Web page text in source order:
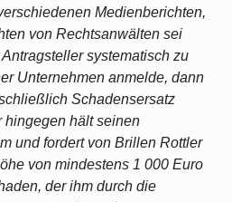
Medienberichten,
von Rechtsanwälten sei
systematisch zu
Unternehmen anmelde, dann
Schadensersatz
hingegen hält seinen
und fordert von Brillen Rottler
von mindestens 1 000 Euro
der ihm durch die